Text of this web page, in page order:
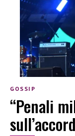
GOSSIP
“Penali